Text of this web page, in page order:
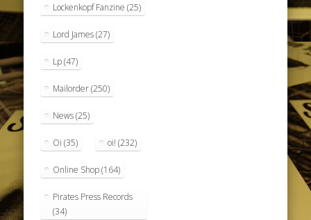
Lockenkopf Fanzine (25)
Lord James(27)
Lp(47)
Mailorder(250)
News(25)
Oi (35) oi! (232)
Online Shop(164)
Pirates Press Records
(34)